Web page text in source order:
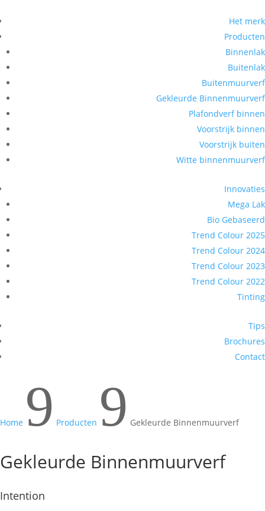
Het merk
Producten
Binnenlak
Buitenlak
Buitenmuurverf
Gekleurde Binnenmuurverf
Plafondverf binnen
Voorstrijk binnen
Voorstrijk buiten
Witte binnenmuurverf
Innovaties
Mega Lak
Bio Gebaseerd
Trend Colour 2025
Trend Colour 2024
Trend Colour 2023
Trend Colour 2022
Tinting
Tips
Brochures
Contact
Home 9 Producten 9 Gekleurde Binnenmuurverf
Gekleurde Binnenmuurverf
Intention